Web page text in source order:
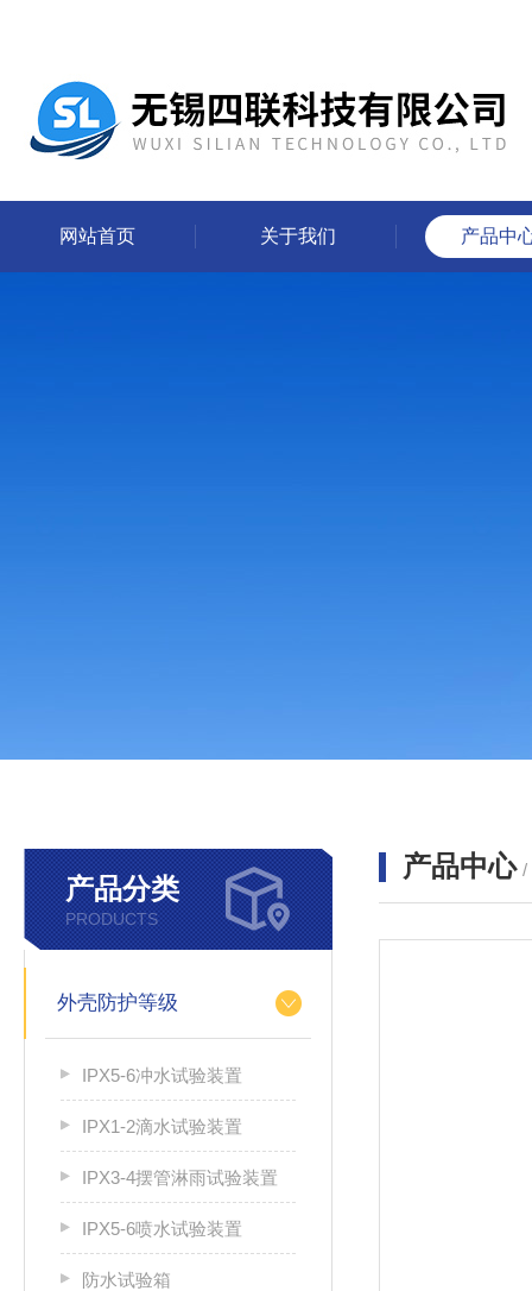
网站首页 关于我们 产品中
产品分类
PRODUCTS
外壳防护等级
IPX5-6冲水试验装置
IPX1-2滴水试验装置
IPX3-4摆管淋雨试验装置
IPX5-6喷水试验装置
防水试验箱
产品中心 /